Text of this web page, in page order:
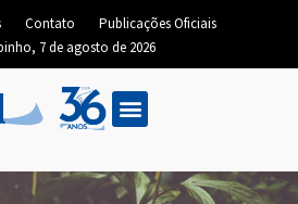
Contato
Publicações Oficiais
7 de agosto de 2026